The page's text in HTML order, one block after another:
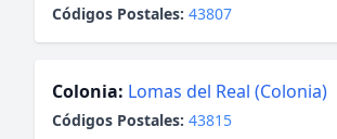
Códigos Postales: 43807
Colonia: Lomas del Real (Colonia)
Códigos Postales: 43815